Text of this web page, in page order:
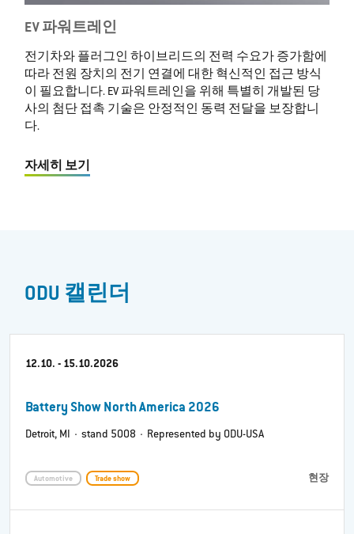
EV 파워트레인
전기차와 플러그인 하이브리드의 전력 수요가 증가함에
따라 전원 장치의 전기 연결에 대한 혁신적인 접근 방식
이 필요합니다. EV 파워트레인을 위해 특별히 개발된 당
사의 첨단 접촉 기술은 안정적인 동력 전달을 보장합니
다.
자세히 보기
ODU 캘린더
12.10. - 15.10.2026
Battery Show North America 2026
Detroit, MI · stand 5008 · Represented by ODU-USA
Automotive Trade show 현장